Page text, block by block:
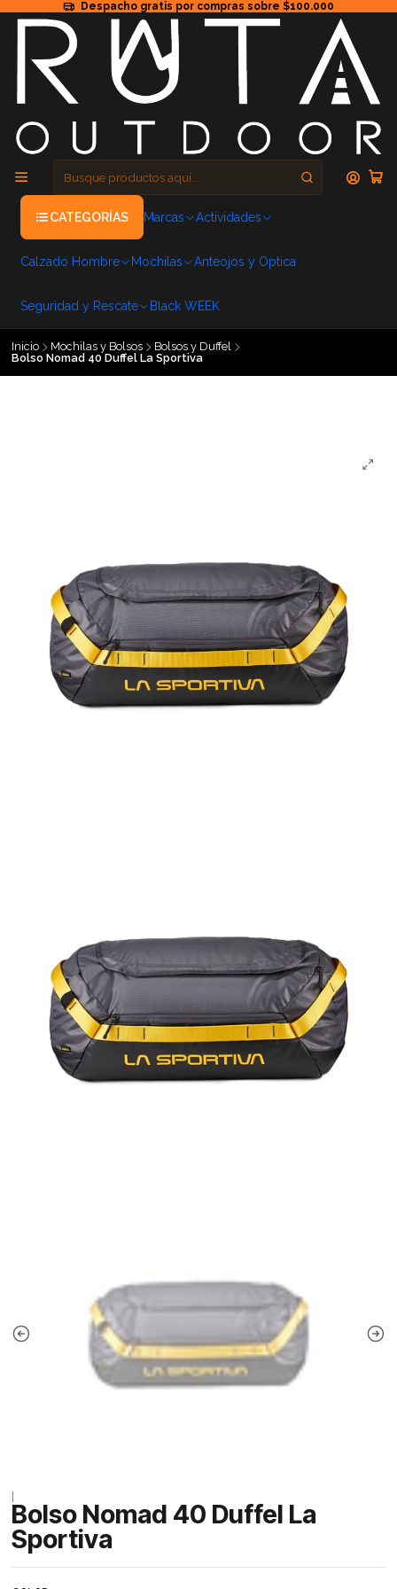
Despacho gratis por compras sobre $100.000
CATEGORÍAS Marcas Actividades
Calzado Hombre Mochilas Anteojos y Optica
Seguridad y Rescate Black WEEK
Inicio Mochilas y Bolsos
Bolsos y Duffel
Bolso Nomad 40 Duffel La Sportiva
Bolso Nomad 40 Duffel La
Sportiva